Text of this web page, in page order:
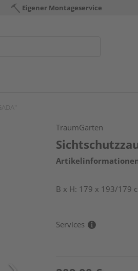
Eigener Montageservice
TraumGarten
B x H: 179 x 193/179
Services